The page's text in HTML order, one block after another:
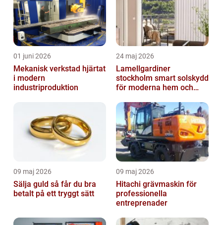
01 juni 2026
Mekanisk verkstad hjärtat
i modern
industriproduktion
24 maj 2026
Lamellgardiner
stockholm smart solskydd
för moderna hem och
09 maj 2026
Sälja guld så får du bra
betalt på ett tryggt sätt
09 maj 2026
Hitachi grävmaskin för
professionella
entreprenader